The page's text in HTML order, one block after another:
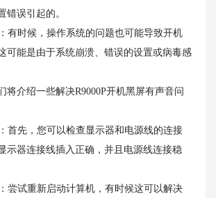
错误引起的。
时候，操作系统的问题也可能导致开机
可能是由于系统崩溃、错误的设置或病毒感
介绍一些解决R9000P开机黑屏有声音问
先，您可以检查显示器和电源线的连接
示器连接线插入正确，并且电源线连接稳
试重新启动计算机，有时候这可以解决